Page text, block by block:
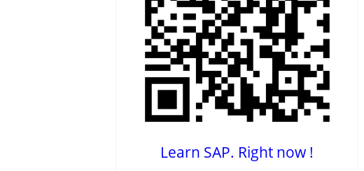
Learn SAP. Right now !